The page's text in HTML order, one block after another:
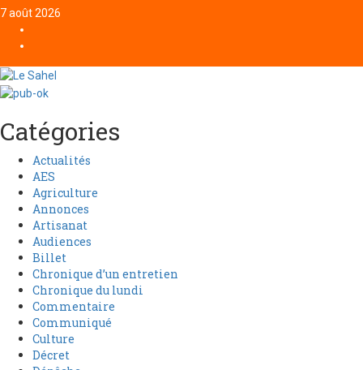
7 août 2026
Catégories
Actualités
AES
Agriculture
Annonces
Artisanat
Audiences
Billet
Chronique d’un entretien
Chronique du lundi
Commentaire
Communiqué
Culture
Décret